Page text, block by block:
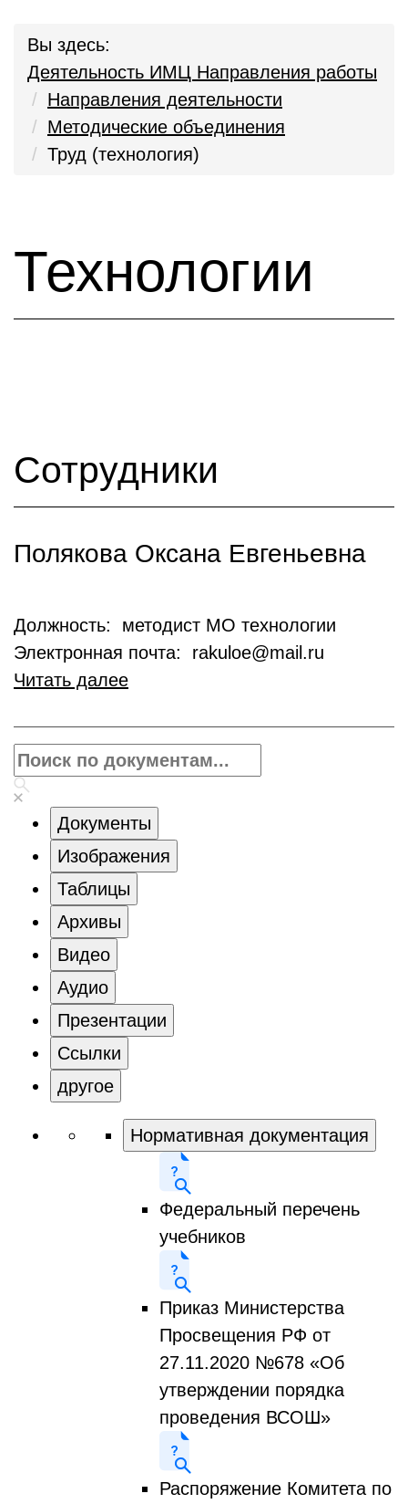
Вы здесь:
Деятельность ИМЦ Направления работы
Направления деятельности
Методические объединения
Труд (технология)
Технологии
Сотрудники
Полякова Оксана Евгеньевна
Должность: методист МО технологии
Электронная почта: rakuloe@mail.ru
Читать далее
Документы
Изображения
Таблицы
Архивы
Видео
Аудио
Презентации
Ссылки
другое
Нормативная документация
Федеральный перечень
учебников
Приказ Министерства
Просвещения РФ от
27.11.2020 №678 «Об
утверждении порядка
проведения ВСОШ»
Распоряжение Комитета по